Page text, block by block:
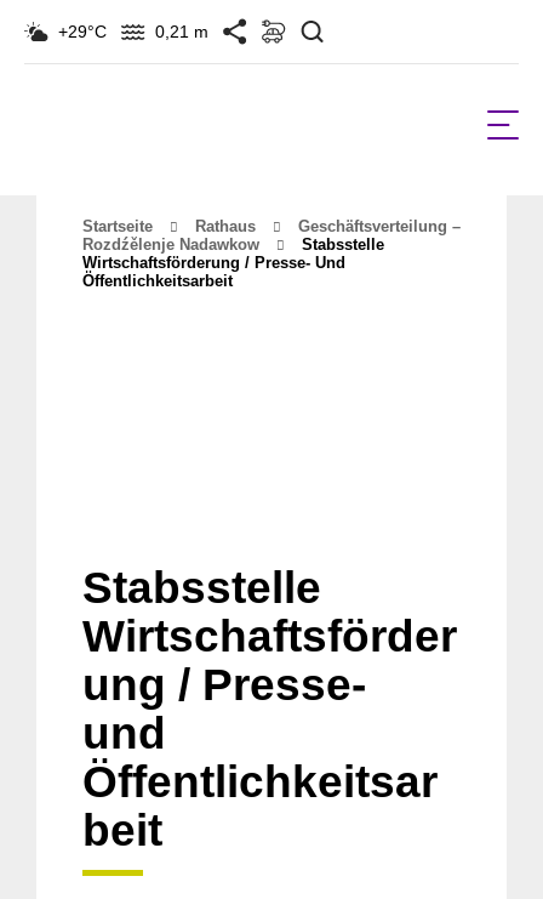
+29°C 0,21 m
Startseite Rathaus
Geschäftsverteilung –
Rozdźělenje Nadawkow
Stabsstelle
Wirtschaftsförderung / Presse- Und
Öffentlichkeitsarbeit
Stabsstelle
Wirtschaftsförder
ung / Presse-
und
Öffentlichkeitsar
beit